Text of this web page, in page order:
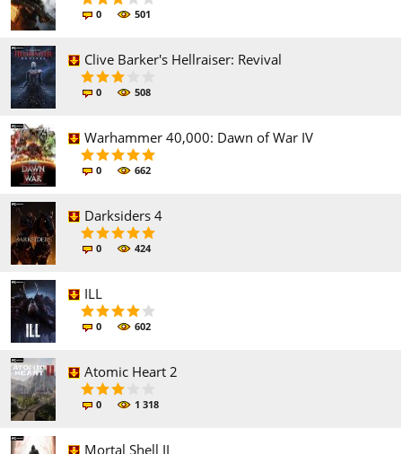
0 501
Clive Barker's Hellraiser: Revival
0 508
Warhammer 40,000: Dawn of War IV
0 662
Darksiders 4
0 424
ILL
0 602
Atomic Heart 2
0 1 318
Mortal Shell II